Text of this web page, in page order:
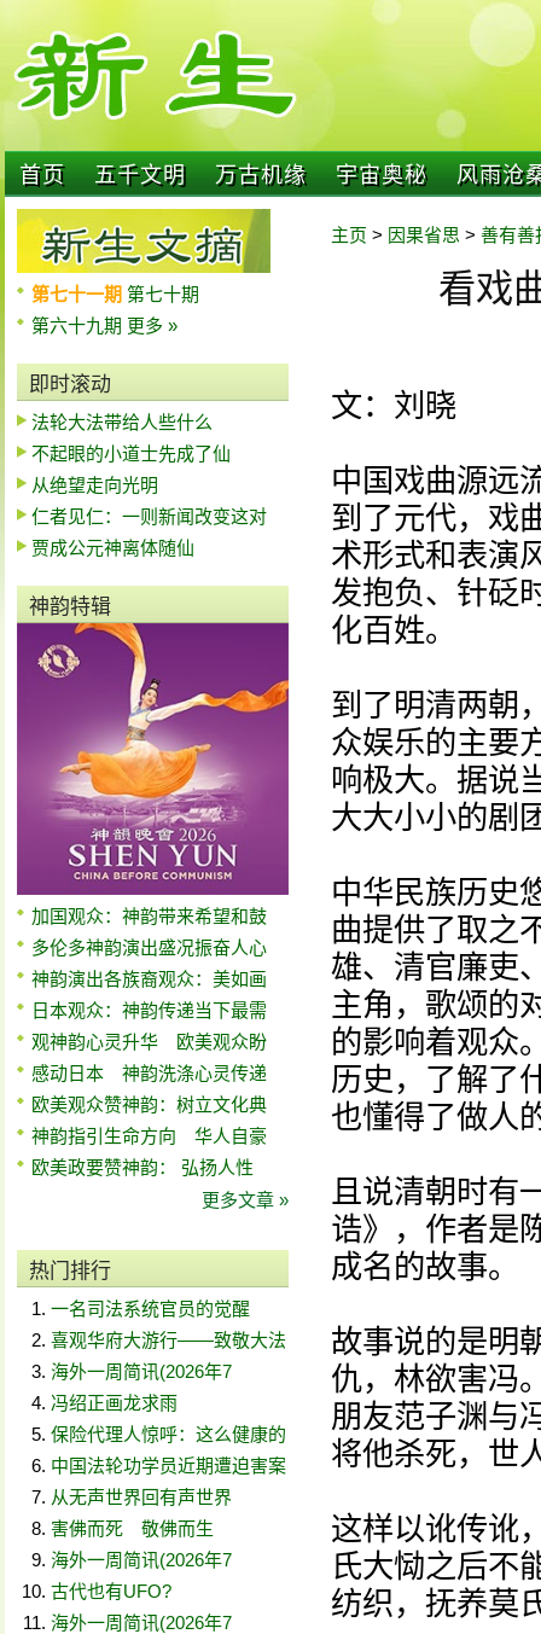
首页 五千文明 万古机缘 宇宙奥秘 风雨沧
第七十一期 第七十期
第六十九期 更多 »
即时滚动
法轮大法带给人些什么
不起眼的小道士先成了仙
从绝望走向光明
仁者见仁：一则新闻改变这对
贾成公元神离体随仙
神韵特辑
加国观众：神韵带来希望和鼓
多伦多神韵演出盛况振奋人心
神韵演出各族裔观众：美如画
日本观众：神韵传递当下最需
观神韵心灵升华 欧美观众盼
感动日本 神韵洗涤心灵传递
欧美观众赞神韵：树立文化典
神韵指引生命方向 华人自豪
欧美政要赞神韵： 弘扬人性
更多文章 »
热门排行
一名司法系统官员的觉醒
喜观华府大游行——致敬大法
海外一周简讯(2026年7
冯绍正画龙求雨
保险代理人惊呼：这么健康的
中国法轮功学员近期遭迫害案
从无声世界回有声世界
害佛而死 敬佛而生
海外一周简讯(2026年7
古代也有UFO?
海外一周简讯(2026年7
主页 > 因果省思 > 善有善
看戏
文：刘晓
中国戏曲源远
到了元代，戏
术形式和表演
发抱负、针砭
化百姓。
到了明清两朝
众娱乐的主要
响极大。据说
大大小小的剧
中华民族历史
曲提供了取之
雄、清官廉吏
主角，歌颂的
的影响着观众
历史，了解了
也懂得了做人
且说清朝时有
诰》，作者是
成名的故事。
故事说的是明
仇，林欲害冯
朋友范子渊与
将他杀死，世
这样以讹传讹
氏大恸之后不
纺织，抚养莫